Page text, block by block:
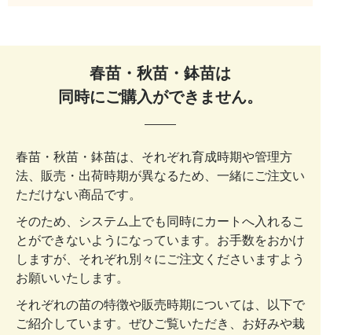
春苗・秋苗・鉢苗は
同時にご購入ができません。
春苗・秋苗・鉢苗は、それぞれ育成時期や管理方
法、販売・出荷時期が異なるため、一緒にご注文い
ただけない商品です。
そのため、システム上でも同時にカートへ入れるこ
とができないようになっています。お手数をおかけ
しますが、それぞれ別々にご注文くださいますよう
お願いいたします。
それぞれの苗の特徴や販売時期については、以下で
ご紹介しています。ぜひご覧いただき、お好みや栽